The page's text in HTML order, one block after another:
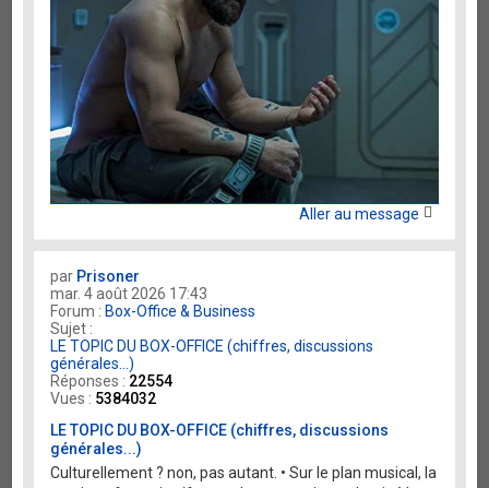
Aller au message
par Prisoner
mar. 4 août 2026 17:43
Forum :Box-Office & Business
Sujet :
LE TOPIC DU BOX-OFFICE (chiffres, discussions
générales...)
Réponses : 22554
Vues : 5384032
LE TOPIC DU BOX-OFFICE (chiffres, discussions
générales...)
Culturellement ? non, pas autant. • Sur le plan musical, la